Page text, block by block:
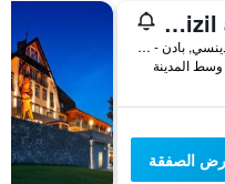
Domizil am Park
كرسبرون ام بودينسي, بادن - فورتمبيرغ, ألمانيا
الصفقة